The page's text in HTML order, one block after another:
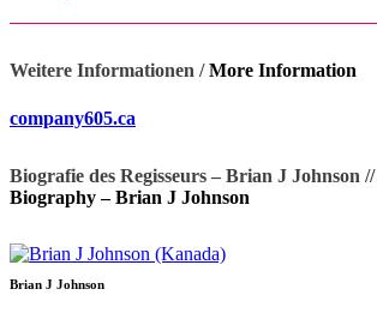
Weitere Informationen /More Information
company605.ca
Biografie des Regisseurs – Brian J Johnson //
Biography – Brian J Johnson
Brian J Johnson